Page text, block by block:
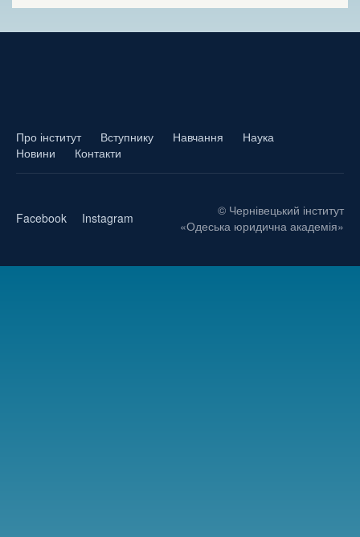
Про інститут Вступнику Навчання
Наука
Новини
Контакти
Facebook Instagram
© Чернівецький інститут
«Одеська юридична академія»